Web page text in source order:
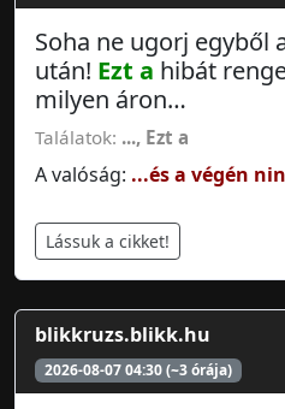
Soha ne ugorj egyből
után! Ezt a hibát
milyen áron…
Találatok: ..., Ezt a
A valóság: ...és a végén
Lássuk a cikket!
blikkruzs.blikk.hu
2026-08-07 04:30 (~3 órája)